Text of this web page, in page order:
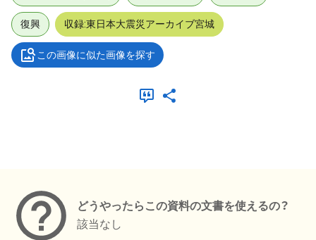
復興 収録:東日本大震災アーカイブ宮城
この画像に似た画像を探す
どうやったらこの資料の文書を使えるの？
該当なし